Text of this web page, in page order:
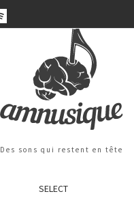
Des sons qui restent en tête
SELECT